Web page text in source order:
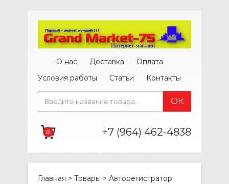
О нас Доставка
Оплата
Условия работы
Статьи Контакты
0 +7 (964) 462-4838
Главная > Товары > Авторегистратор